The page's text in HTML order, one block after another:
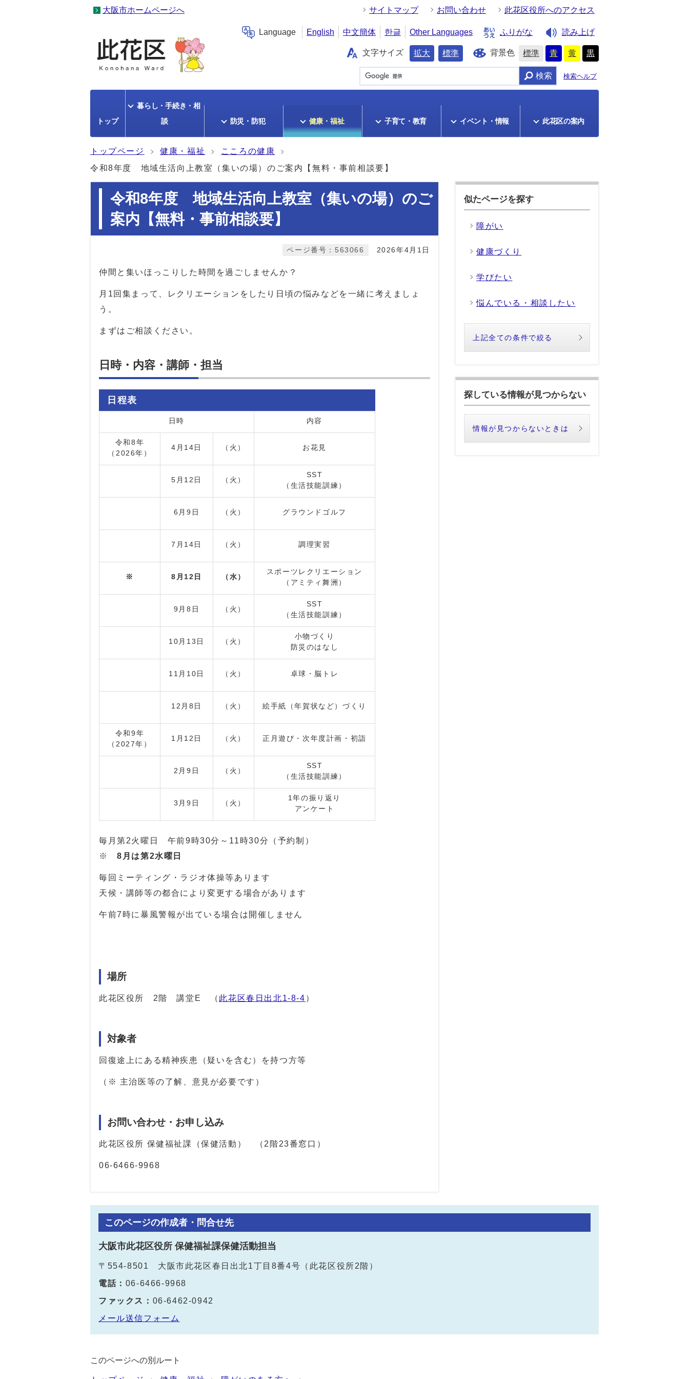
大阪市ホームページへ サイトマップ お問い合わせ 此花区役所へのアクセス
Language English 中文簡体 한글 Other Languages ふりがな 読み上げ
文字サイズ 拡大 標準 背景色 標準 青 黄 黒
検索 検索ヘルプ
トップ
暮らし・手続き・相
談
防災・防犯 健康・福祉 子育て・教育 イベント・情報 此花区の案内
トップページ 健康・福祉
こころの健康
令和8年度 地域生活向上教室（集いの場）のご案内【無料・事前相談要】
令和8年度 地域生活向上教室（集いの場）のご
案内【無料・事前相談要】
2026年4月1日
ページ番号：563066
仲間と集いほっこりした時間を過ごしませんか？
月1回集まって、レクリエーションをしたり日頃の悩みなどを一緒に考えましょ
う。
まずはご相談ください。
日時・内容・講師・担当
日程表
日時 内容
令和8年
（2026年）
4月14日 （火） お花見
5月12日 （火）
SST
（生活技能訓練）
6月9日 （火） グラウンドゴルフ
7月14日 （火） 調理実習
※ 8月12日 （水）
スポーツレクリエーション
（アミティ舞洲）
9月8日 （火）
SST
（生活技能訓練）
10月13日 （火）
小物づくり
防災のはなし
11月10日 （火） 卓球・脳トレ
12月8日 （火） 絵手紙（年賀状など）づくり
令和9年
（2027年）
1月12日 （火） 正月遊び・次年度計画・初詣
2月9日 （火）
SST
（生活技能訓練）
3月9日 （火）
1年の振り返り
アンケート
毎月第2火曜日 午前9時30分～11時30分（予約制）
※8月は第2水曜日
毎回ミーティング・ラジオ体操等あります
天候・講師等の都合により変更する場合があります
午前7時に暴風警報が出ている場合は開催しません
場所
此花区役所 2階 講堂E （ 此花区春日出北1-8-4 ）
対象者
回復途上にある精神疾患（疑いを含む）を持つ方等
（※ 主治医等の了解、意見が必要です）
お問い合わせ・お申し込み
此花区役所 保健福祉課（保健活動） （2階23番窓口）
06‐6466‐9968
似たページを探す
障がい
健康づくり
学びたい
悩んでいる・相談したい
上記全ての条件で絞る
探している情報が見つからない
情報が見つからないときは
このページの作成者・問合せ先
大阪市此花区役所 保健福祉課保健活動担当
〒554-8501 大阪市此花区春日出北1丁目8番4号（此花区役所2階）
電話： 06-6466-9968
ファックス： 06-6462-0942
メール送信フォーム
このページへの別ルート